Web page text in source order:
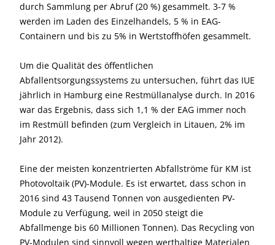
durch Sammlung per Abruf (20 %) gesammelt. 3-7 %
werden im Laden des Einzelhandels, 5 % in EAG-
Containern und bis zu 5% in Wertstoffhöfen gesammelt.
Um die Qualität des öffentlichen
Abfallentsorgungssystems zu untersuchen, führt das IUE
jährlich in Hamburg eine Restmüllanalyse durch. In 2016
war das Ergebnis, dass sich 1,1 % der EAG immer noch
im Restmüll befinden (zum Vergleich in Litauen, 2% im
Jahr 2012).
Eine der meisten konzentrierten Abfallströme für KM ist
Photovoltaik (PV)-Module. Es ist erwartet, dass schon in
2016 sind 43 Tausend Tonnen von ausgedienten PV-
Module zu Verfügung, weil in 2050 steigt die
Abfallmenge bis 60 Millionen Tonnen). Das Recycling von
PV-Modulen sind sinnvoll wegen werthaltige Materialen